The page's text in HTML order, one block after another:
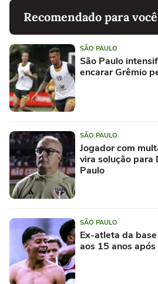
Recomendado para você
SÃO PAULO
São Paulo
encarar Grêmio
SÃO PAULO
Jogador com
vira solução para
Paulo
SÃO PAULO
Ex-atleta da
aos 15 anos